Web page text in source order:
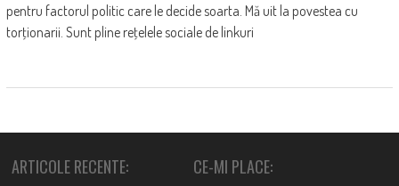
pentru factorul politic care le decide soarta. Mă uit la povestea cu
torţionarii. Sunt pline reţelele sociale de linkuri
ARTICOLE RECENTE: CE-MI PLACE: